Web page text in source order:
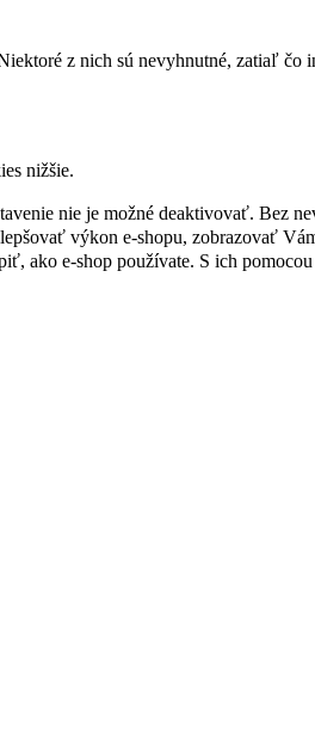
z nich sú nevyhnutné, zatiaľ
nižšie.
nie je možné deaktivovať. Bez
výkon e-shopu, zobrazovať
ako e-shop používate. S ich